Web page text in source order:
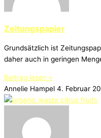
Zeitungspapier
Grundsätzlich ist
daher auch in geringen
Beitrag lesen »
Annelie Hampel 4. Februar